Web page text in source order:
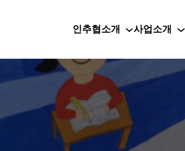
인추협소개 사업소개